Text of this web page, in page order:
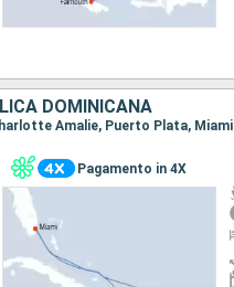
DOMINICANA
Amalie, Puerto Plata, Miami
Pagamento in 4X